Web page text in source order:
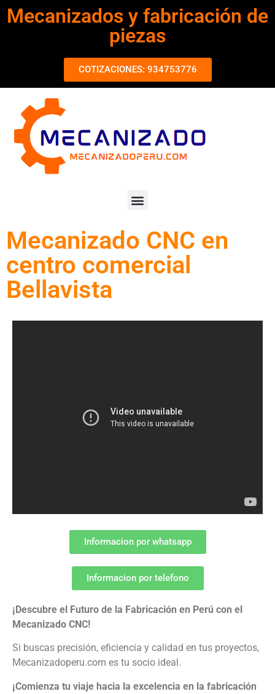
Mecanizados y fabricación de
piezas
COTIZACIONES: 934753776
Mecanizado CNC en
centro comercial
Bellavista
Informacion por whatsapp
Informacion por telefono
¡Descubre el Futuro de la Fabricación en Perú con el
Mecanizado CNC!
Si buscas precisión, eficiencia y calidad en tus proyectos,
Mecanizadoperu.com es tu socio ideal.
¡Comienza tu viaje hacia la excelencia en la fabricación